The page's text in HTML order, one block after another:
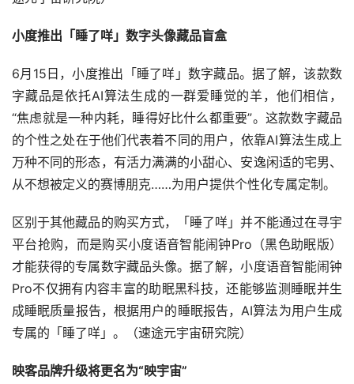
小度推出「睡了咩」数字头像藏品盲盒
6月15日，小度推出「睡了咩」数字藏品。据了解，该款数
字藏品是依托AI算法生成的一群爱睡觉的羊，他们相信，
“焦虑就是一种内耗，睡得好比什么都重要”。这款数字藏品
的个性之处在于他们代表着不同的用户，依靠AI算法生成上
万种不同的形态，有活力满满的小甜心、安逸闲适的宅男、
从不想被定义的赛博朋克……为用户提供个性化专属定制。
区别于其他藏品的购买方式，「睡了咩」并不能通过在寻宇
平台抢购，而是购买小度语音智能闹钟Pro（黑色助眠版）
才能获得的专属数字藏品头像。据了解，小度语音智能闹钟
Pro不仅拥有内容丰富的助眠黑科技，还能够监测睡眠并生
成睡眠质量报告，根据用户的睡眠报告，AI算法为用户生成
专属的「睡了咩」。（速途元宇宙研究院）
映客品牌升级将更名为“映宇宙”